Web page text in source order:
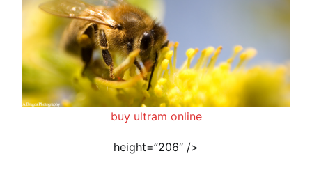
buy ultram online
height=”206″ />